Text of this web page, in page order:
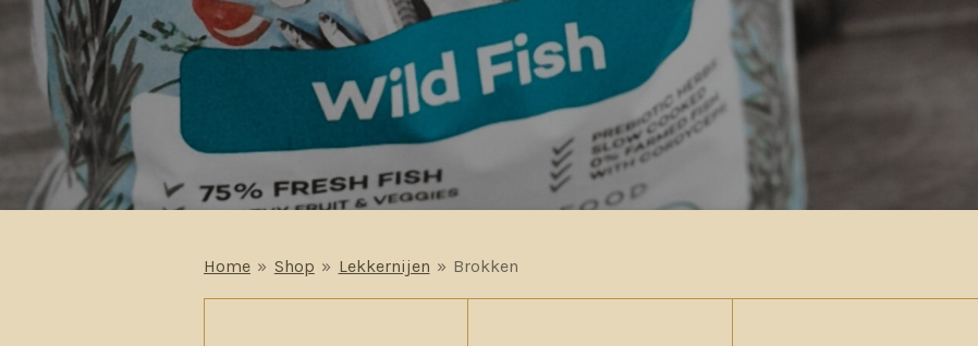
Home » Shop » Lekkernijen » Brokken